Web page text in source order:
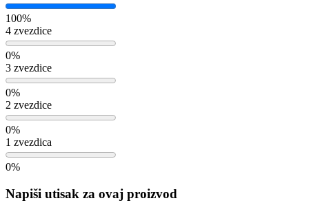
100%
4 zvezdice
0%
3 zvezdice
0%
2 zvezdice
0%
1 zvezdica
0%
Napiši utisak za ovaj proizvod